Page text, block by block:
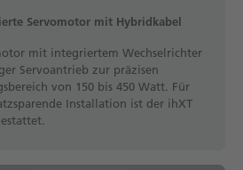
Servomotor mit Hybridkabel
mit integriertem Wechselrichter
Servoantrieb zur präzisen
von 150 bis 450 Watt. Für
Installation ist der ihXT